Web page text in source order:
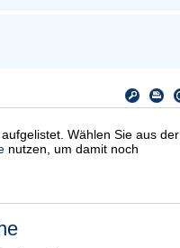
Wählen Sie aus der
nutzen, um damit noch